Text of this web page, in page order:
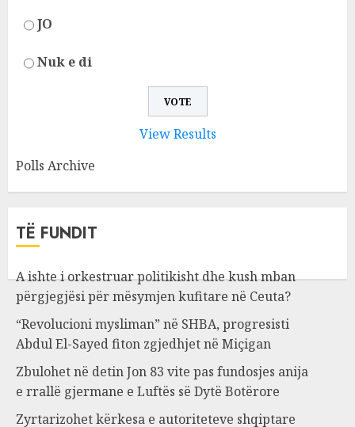
JO
Nuk e di
View Results
Polls Archive
TË FUNDIT
A ishte i orkestruar politikisht dhe kush mban
përgjegjësi për mësymjen kufitare në Ceuta?
“Revolucioni mysliman” në SHBA, progresisti
Abdul El-Sayed fiton zgjedhjet në Miçigan
Zbulohet në detin Jon 83 vite pas fundosjes anija
e rrallë gjermane e Luftës së Dytë Botërore
Zyrtarizohet kërkesa e autoriteteve shqiptare